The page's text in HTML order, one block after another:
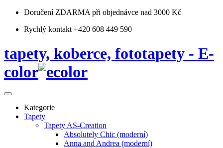
Doručení ZDARMA při objednávce nad 3000 Kč
Rychlý kontakt +420 608 449 590
tapety, koberce, fototapety - E-
color
Kategorie
Tapety
Tapety AS-Creation
Absolutely Chic (moderní)
Anna and Andrea (moderní)